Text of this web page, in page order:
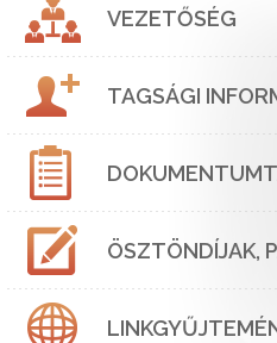
VEZETŐSÉG
TAGSÁGI
ÖSZTÖNDÍJAK,